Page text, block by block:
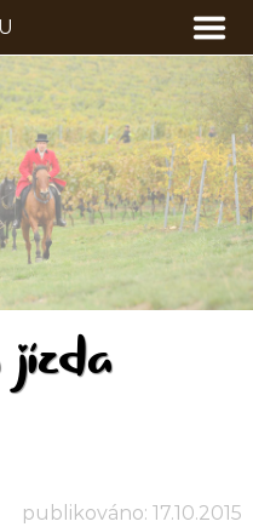
publikováno: 17.10.2015